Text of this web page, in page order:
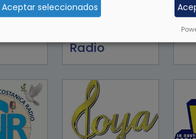
Radio
Aceptar seleccionados